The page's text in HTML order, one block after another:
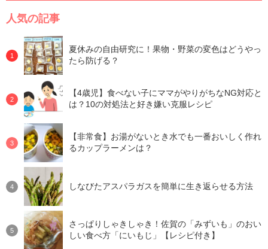
人気の記事
夏休みの自由研究に！果物・野菜の変色はどうやっ
たら防げる？
【4歳児】食べない子にママがやりがちなNG対応と
は？10の対処法と好き嫌い克服レシピ
【非常食】お湯がないとき水でも一番おいしく作れ
るカップラーメンは？
しなびたアスパラガスを簡単に生き返らせる方法
さっぱりしゃきしゃき！佐賀の「みずいも」のおい
しい食べ方「にいもじ」【レシピ付き】